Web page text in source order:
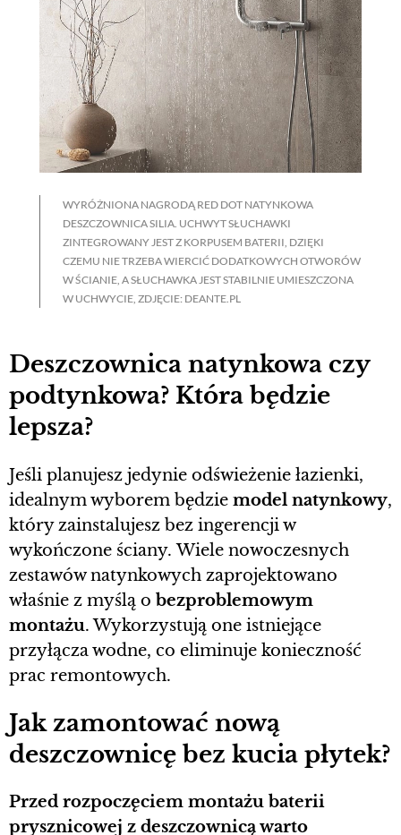
WYRÓŻNIONA NAGRODĄ RED DOT NATYNKOWA
DESZCZOWNICA SILIA. UCHWYT SŁUCHAWKI
ZINTEGROWANY JEST Z KORPUSEM BATERII, DZIĘKI
CZEMU NIE TRZEBA WIERCIĆ DODATKOWYCH OTWORÓW
W ŚCIANIE, A SŁUCHAWKA JEST STABILNIE UMIESZCZONA
W UCHWYCIE, ZDJĘCIE: DEANTE.PL
Deszczownica natynkowa czy
podtynkowa? Która będzie
lepsza?
Jeśli planujesz jedynie odświeżenie łazienki,
idealnym wyborem będzie model natynkowy,
który zainstalujesz bez ingerencji w
wykończone ściany. Wiele nowoczesnych
zestawów natynkowych zaprojektowano
właśnie z myślą o bezproblemowym
montażu. Wykorzystują one istniejące
przyłącza wodne, co eliminuje konieczność
prac remontowych.
Jak zamontować nową
deszczownicę bez kucia płytek?
Przed rozpoczęciem montażu baterii
prysznicowej z deszczownicą warto